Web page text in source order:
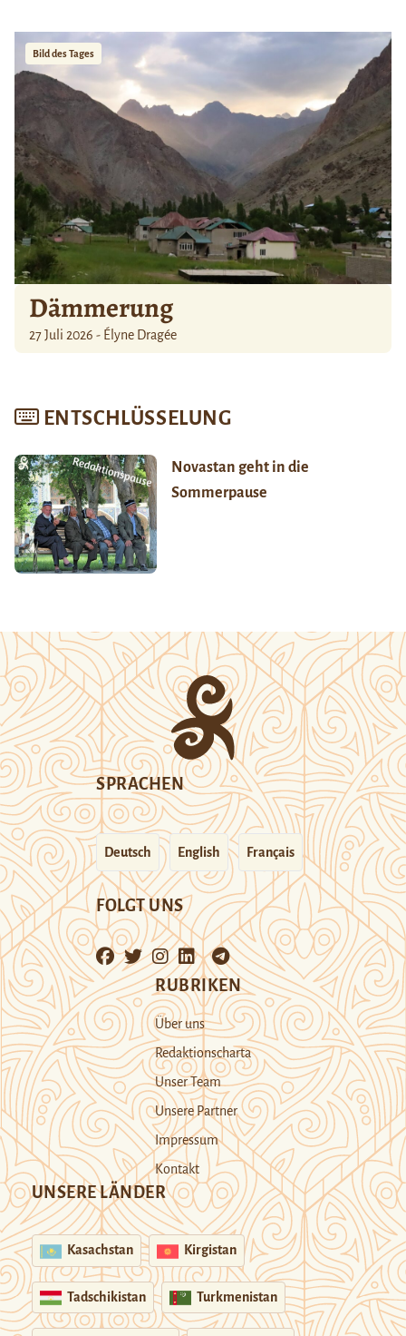
Bild des Tages
Dämmerung
27 Juli 2026 - Élyne Dragée
ENTSCHLÜSSELUNG
Novastan geht in die
Sommerpause
SPRACHEN
Deutsch English Français
FOLGT UNS
RUBRIKEN
Über uns
Redaktionscharta
Unser Team
Unsere Partner
Impressum
Kontakt
UNSERE LÄNDER
Kasachstan Kirgistan
Tadschikistan Turkmenistan